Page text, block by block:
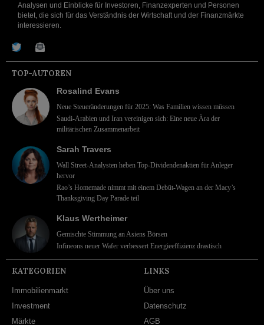
Analysen und Einblicke für Investoren, Finanzexperten und Personen
bietet, die sich für das Verständnis der Wirtschaft und der Finanzmärkte
interessieren.
TOP-AUTOREN
Rosalind Evans
Neue Steueränderungen für 2025: Was Familien wissen müssen
Saudi-Arabien und Iran vereinigen sich: Eine neue Ära der
militärischen Zusammenarbeit
Sarah Travers
Wall Street-Analysten heben Top-Dividendenaktien für Anleger
hervor
Rao’s Homemade nimmt mit einem Debüt-Wagen an der Macy’s
Thanksgiving Day Parade teil
Klaus Wertheimer
Gemischte Stimmung an Asiens Börsen
Infineons neuer Wafer verbessert Energieeffizienz drastisch
KATEGORIEN
Immobilienmarkt
Investment
Märkte
LINKS
Über uns
Datenschutz
AGB